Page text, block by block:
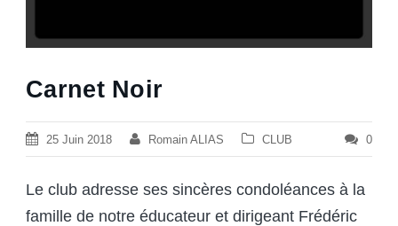
Carnet Noir
25 Juin 2018 Romain ALIAS CLUB 0
Le club adresse ses sincères condoléances à la
famille de notre éducateur et dirigeant Frédéric